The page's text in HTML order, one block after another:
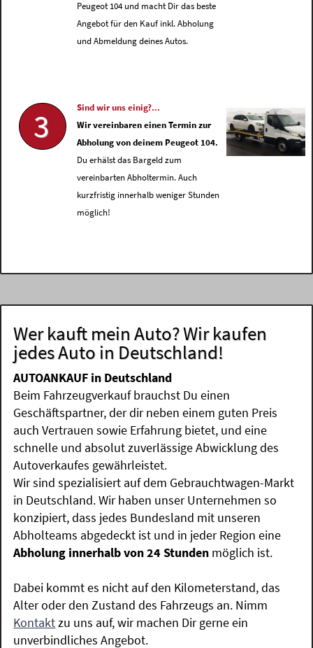
Peugeot 104 und macht Dir das beste
Angebot für den Kauf inkl. Abholung
und Abmeldung deines Autos.
3
Sind wir uns einig?...
Wir vereinbaren einen Termin zur
Abholung von deinem Peugeot 104.
Du erhälst das Bargeld zum
vereinbarten Abholtermin. Auch
kurzfristig innerhalb weniger Stunden
möglich!
Wer kauft mein Auto? Wir kaufen
jedes Auto in Deutschland!
AUTOANKAUF in Deutschland
Beim Fahrzeugverkauf brauchst Du einen
Geschäftspartner, der dir neben einem guten Preis
auch Vertrauen sowie Erfahrung bietet, und eine
schnelle und absolut zuverlässige Abwicklung des
Autoverkaufes gewährleistet.
Wir sind spezialisiert auf dem Gebrauchtwagen-Markt
in Deutschland. Wir haben unser Unternehmen so
konzipiert, dass jedes Bundesland mit unseren
Abholteams abgedeckt ist und in jeder Region eine
Abholung innerhalb von 24 Stunden möglich ist.
Dabei kommt es nicht auf den Kilometerstand, das
Alter oder den Zustand des Fahrzeugs an. Nimm
Kontaktzu uns auf, wir machen Dir gerne ein
unverbindliches Angebot.